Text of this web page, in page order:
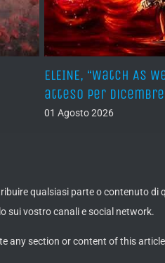
ELEINE, “Watch As
atteso per dicembre
01 Agosto 2026
qualsiasi parte o contenuto di
sui vostro canali e social network.
any section or content of this